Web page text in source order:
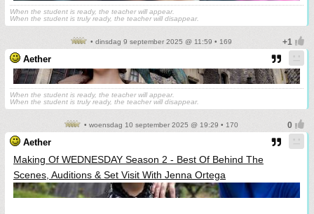
When the student is ready, the teacher will appear.
When the student is truly ready, the teacher will disappear.
• dinsdag 9 september 2025 @ 11:59 • 169
Aether
When the student is ready, the teacher will appear.
When the student is truly ready, the teacher will disappear.
• woensdag 10 september 2025 @ 19:29 • 170
Aether
Making Of WEDNESDAY Season 2 - Best Of Behind The
Scenes, Auditions & Set Visit With Jenna Ortega